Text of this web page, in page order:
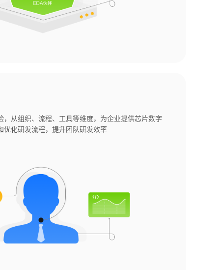
，从组织、流程、工具等维度，为企业提供芯片数字
优化研发流程，提升团队研发效率